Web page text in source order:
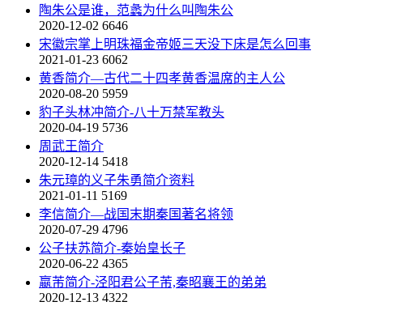
陶朱公是谁，范蠡为什么叫陶朱公
2020-12-02 6646
宋徽宗掌上明珠福金帝姬三天没下床是怎么回事
2021-01-23 6062
黄香简介—古代二十四孝黄香温席的主人公
2020-08-20 5959
豹子头林冲简介-八十万禁军教头
2020-04-19 5736
周武王简介
2020-12-14 5418
朱元璋的义子朱勇简介资料
2021-01-11 5169
李信简介—战国末期秦国著名将领
2020-07-29 4796
公子扶苏简介-秦始皇长子
2020-06-22 4365
嬴芾简介-泾阳君公子芾,秦昭襄王的弟弟
2020-12-13 4322